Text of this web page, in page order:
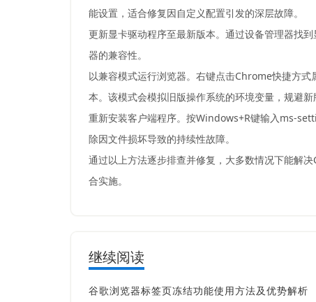
能设置，适合修复因自定义配置引发的深层故障。
更新显卡驱动程序至最新版本。通过设备管理器找
器的兼容性。
以兼容模式运行浏览器。右键点击Chrome快捷方
本。该模式会模拟旧版操作系统的环境变量，规避新
重新安装客户端程序。按Windows+R键输入ms-
除因文件损坏导致的持续性故障。
通过以上方法逐步排查并修复，大多数情况下能解
合实施。
继续阅读
谷歌浏览器标签页冻结功能使用方法及优势解析